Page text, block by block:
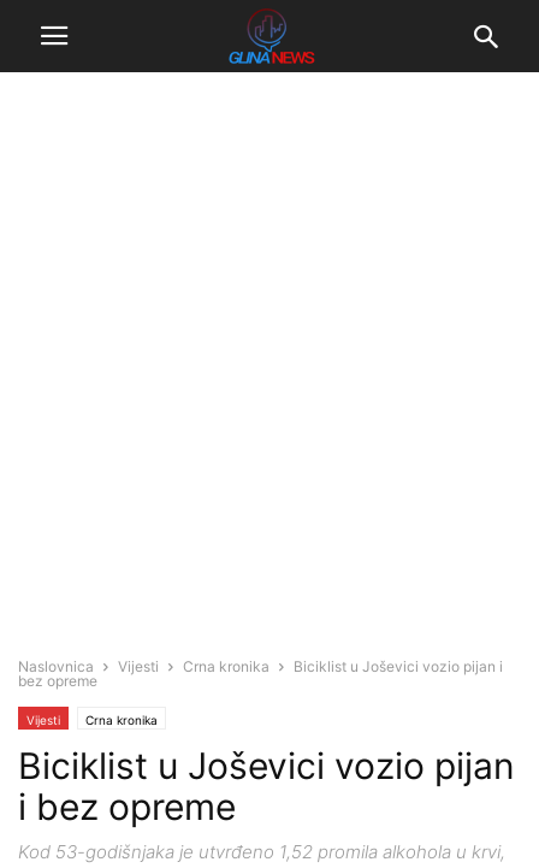
Naslovnica Vijesti Crna kronika
Biciklist u Joševici vozio pijan i
bez opreme
Vijesti Crna kronika
Biciklist u Joševici vozio pijan
i bez opreme
Kod 53-godišnjaka je utvrđeno 1,52 promila alkohola u krvi,